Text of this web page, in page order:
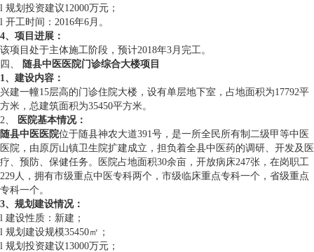
l 规划投资建议12000万元；
l 开工时间：2016年6月。
4、 项目进展 ：
该项目处于主体施工阶段，预计2018年3月完工。
四、
随县中医医院门诊综合大楼项目
1、 建设内容：
兴建一幢15层高的门诊住院大楼，设有单层地下室，占地面积为17792平
方米，总建筑面积为35450平方米。
2、
医院基本情况：
随县中医医院位于随县神农大道391号，是一所全民所有制二级甲等中医
医院，由原厉山镇卫生院扩建成立，担负着全县中医药的调研、开发及医
疗、预防、保健任务。医院占地面积30余亩，开放病床247张，在岗职工
229人，拥有市级重点中医专科两个，市级临床重点专科一个，省级重点
专科一个。
3、规划建设情况：
l 建设性质：新建；
l 规划建设规模35450㎡；
l 规划投资建议13000万元；